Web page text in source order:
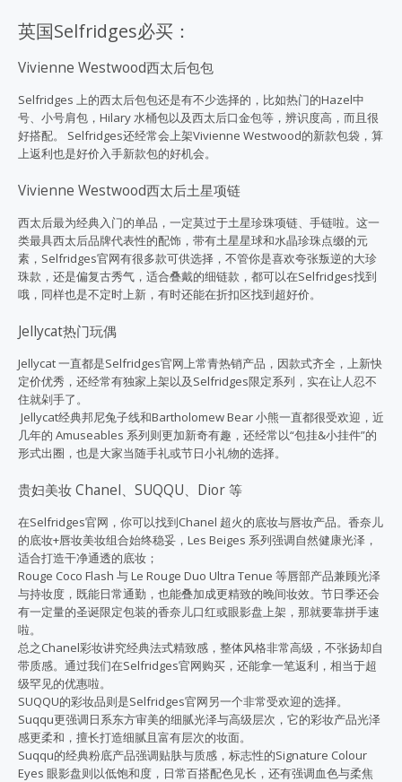
英国Selfridges必买：
Vivienne Westwood西太后包包
Selfridges 上的西太后包包还是有不少选择的，比如热门的Hazel中
号、小号肩包，Hilary 水桶包以及西太后口金包等，辨识度高，而且很
好搭配。 Selfridges还经常会上架Vivienne Westwood的新款包袋，算
上返利也是好价入手新款包的好机会。
Vivienne Westwood西太后土星项链
西太后最为经典入门的单品，一定莫过于土星珍珠项链、手链啦。这一
类最具西太后品牌代表性的配饰，带有土星星球和水晶珍珠点缀的元
素，Selfridges官网有很多款可供选择，不管你是喜欢夸张叛逆的大珍
珠款，还是偏复古秀气，适合叠戴的细链款，都可以在Selfridges找到
哦，同样也是不定时上新，有时还能在折扣区找到超好价。
Jellycat热门玩偶
Jellycat 一直都是Selfridges官网上常青热销产品，因款式齐全，上新快
定价优秀，还经常有独家上架以及Selfridges限定系列，实在让人忍不
住就剁手了。
Jellycat经典邦尼兔子线和Bartholomew Bear 小熊一直都很受欢迎，近
几年的 Amuseables 系列则更加新奇有趣，还经常以“包挂&小挂件”的
形式出圈，也是大家当随手礼或节日小礼物的选择。
贵妇美妆 Chanel、SUQQU、Dior 等
在Selfridges官网，你可以找到Chanel 超火的底妆与唇妆产品。香奈儿
的底妆+唇妆美妆组合始终稳妥，Les Beiges 系列强调自然健康光泽，
适合打造干净通透的底妆；
Rouge Coco Flash 与 Le Rouge Duo Ultra Tenue 等唇部产品兼顾光泽
与持妆度，既能日常通勤，也能叠加成更精致的晚间妆效。节日季还会
有一定量的圣诞限定包装的香奈儿口红或眼影盘上架，那就要靠拼手速
啦。
总之Chanel彩妆讲究经典法式精致感，整体风格非常高级，不张扬却自
带质感。通过我们在Selfridges官网购买，还能拿一笔返利，相当于超
级罕见的优惠啦。
SUQQU的彩妆品则是Selfridges官网另一个非常受欢迎的选择。
Suqqu更强调日系东方审美的细腻光泽与高级层次，它的彩妆产品光泽
感更柔和，擅长打造细腻且富有层次的妆面。
Suqqu的经典粉底产品强调贴肤与质感，标志性的Signature Colour
Eyes 眼影盘则以低饱和度，日常百搭配色见长，还有强调血色与柔焦